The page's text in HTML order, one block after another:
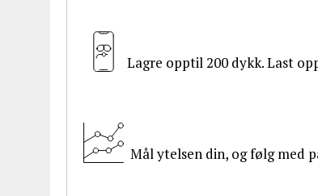
Lagre opptil 200 dykk. Last
Mål ytelsen din, og følg med